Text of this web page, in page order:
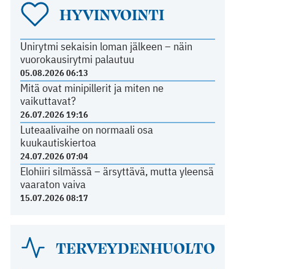
HYVINVOINTI
Unirytmi sekaisin loman jälkeen – näin
vuorokausirytmi palautuu
05.08.2026 06:13
Mitä ovat minipillerit ja miten ne
vaikuttavat?
26.07.2026 19:16
Luteaalivaihe on normaali osa
kuukautiskiertoa
24.07.2026 07:04
Elohiiri silmässä – ärsyttävä, mutta yleensä
vaaraton vaiva
15.07.2026 08:17
TERVEYDENHUOLTO